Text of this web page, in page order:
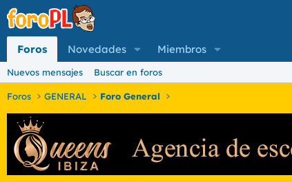
Foros Novedades Miembros
Nuevos mensajes Buscar en foros
Foros GENERAL Foro General